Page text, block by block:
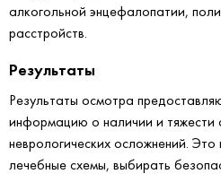
алкогольной энцефалопатии,
расстройств.
Результаты
Результаты осмотра
информацию о наличии и тяжести
неврологических осложнений.
лечебные схемы, выбирать